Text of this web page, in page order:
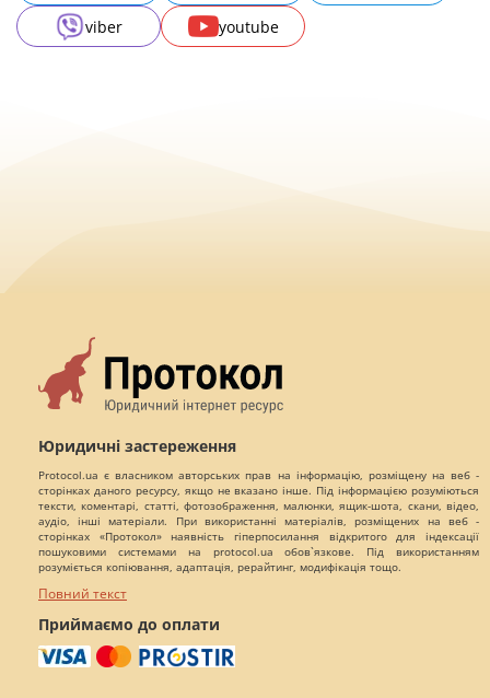
viber
youtube
Юридичні застереження
Protocol.ua є власником авторських прав на інформацію, розміщену на веб -
сторінках даного ресурсу, якщо не вказано інше. Під інформацією розуміються
тексти, коментарі, статті, фотозображення, малюнки, ящик-шота, скани, відео,
аудіо, інші матеріали. При використанні матеріалів, розміщених на веб -
сторінках «Протокол» наявність гіперпосилання відкритого для індексації
пошуковими системами на protocol.ua обов`язкове. Під використанням
розуміється копіювання, адаптація, рерайтинг, модифікація тощо.
Повний текст
Приймаємо до оплати